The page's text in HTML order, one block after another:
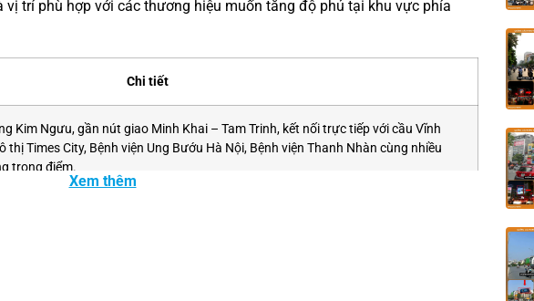
trí phù hợp với các thương hiệu muốn tăng độ phủ tại khu vực phía
Chi tiết
Kim Ngưu, gần nút giao Minh Khai – Tam Trinh, kết nối trực tiếp với cầu Vĩnh
thị Times City, Bệnh viện Ung Bướu Hà Nội, Bệnh viện Thanh Nhàn cùng nhiều
trọng điểm.
Xem thêm